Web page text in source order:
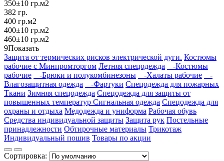
350±10 гр.м2
382 гр.
400 гр.м2
400±10 гр.м2
460±10 гр.м2
9Показать
Защита от термических рисков электрической дуги. Костюмы
рабочие с Минпромторгом Летняя спецодежда
-Костюмы
рабочие
-Брюки и полукомбинезоны -Халаты рабочие
-
Влагозащитная одежда
-Фартуки Спецодежда для пожарных
Ткани Зимняя спецодежда Спецодежда для защиты от
повышенных температур Сигнальная одежда Спецодежда для
охраны и отдыха Медодежда и униформа Рабочая обувь
Средства индивидуальной защиты Защита рук Постельные
принадлежности Обтирочные материалы Трикотаж
Индивидуальный пошив Товары по акции
Сортировка: